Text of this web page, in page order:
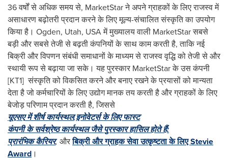
36 वर्षों से अधिक समय से, MarketStar ने अपने ग्राहकों के लिए राजस्व में
असाधारण बढ़ोतरी प्रदान करने के लिए मूल्य-संचालित संस्कृति का उपयोग
किया है। Ogden, Utah, USA में मुख्यालय वाली MarketStar सबसे
बड़ी और सबसे तेजी से बढ़ती कंपनियों के साथ काम करती है, ताकि नई
बिक्री और विपणन संबंधी समाधानों के माध्यम से राजस्व वृद्धि को तेजी से और
स्थायी रूप से बढ़ाया जा सके। यह पुरस्कार MarketStar के उस कंपनी
[KT1] संस्कृति को विकसित करने और बनाए रखने के प्रयासों को मान्यता
देता है जो कर्मचारियों के लिए उद्योग मानक तय करती है और ग्राहकों के लिए
बेजोड़ परिणाम प्रदान करती है, जिससे
यूएसए में शीर्ष कार्यस्थल,इनोवेटर्स के लिए फास्ट
कंपनी के सर्वश्रेष्ठ कार्यस्थल जैसे पुरस्कार हासिल होते हैं:
प्रारंभिक कैरियर,औरबिक्री और ग्राहक सेवा उत्कृष्टता के लिए Stevie
Award ।